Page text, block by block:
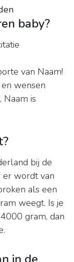
baby?
van Naam!
wensen
is
bij de
er wordt van
als een
weegt. Is je
gram, dan